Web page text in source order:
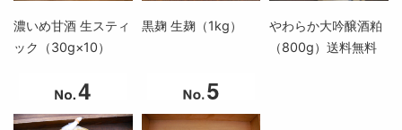
濃いめ甘酒 生スティ
ック（30g×10）
黒麹 生麹（1kg）
やわらか大吟醸酒粕
（800g）送料無料